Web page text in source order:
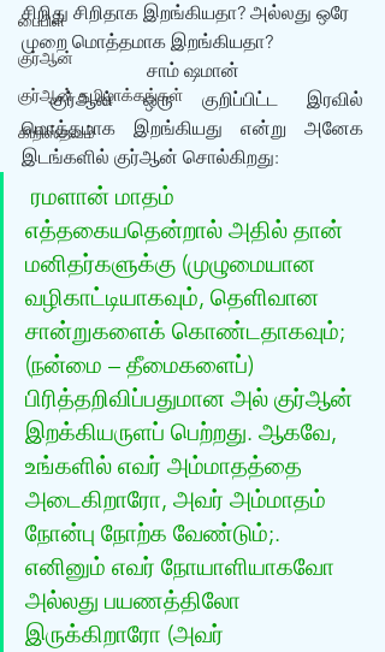
பைபிள்
குர்‍ஆன்
குர்‍ஆன் தமிழாக்கங்கள்
கிறிஸ்தவம்
சிறிது சிறிதாக இறங்கியதா? அல்லது ஒரே
முறை மொத்தமாக இறங்கியதா?
சாம் ஷமான்
குர்‍ஆன் ஒரு குறிப்பிட்ட இரவில்
மொத்தமாக இறங்கியது என்று அனேக
இடங்களில் குர்‍ஆன் சொல்கிறது:
ரமளான் மாதம்
எத்தகையதென்றால் அதில் தான்
மனிதர்களுக்கு (முழுமையான
வழிகாட்டியாகவும், தெளிவான
சான்றுகளைக் கொண்டதாகவும்;
(நன்மை – தீமைகளைப்)
பிரித்தறிவிப்பதுமான அல் குர்ஆன்
இறக்கியருளப் பெற்றது. ஆகவே,
உங்களில் எவர் அம்மாதத்தை
அடைகிறாரோ, அவர் அம்மாதம்
நோன்பு நோற்க வேண்டும்;.
எனினும் எவர் நோயாளியாகவோ
அல்லது பயணத்திலோ
இருக்கிறாரோ (அவர்